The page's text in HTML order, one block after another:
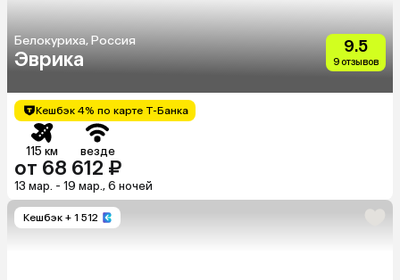
Белокуриха, Россия
Эврика
9.5
9 отзывов
Кешбэк 4% по карте Т-Банка
115 км везде
от 68 612 ₽
13 мар. - 19 мар., 6 ночей
Кешбэк + 1 512